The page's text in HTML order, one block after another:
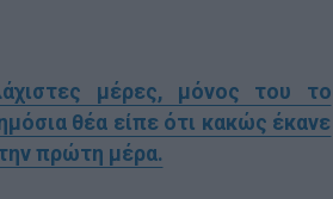
μέρες, μόνος του το
θέα είπε ότι κακώς έκανε
πρώτη μέρα.